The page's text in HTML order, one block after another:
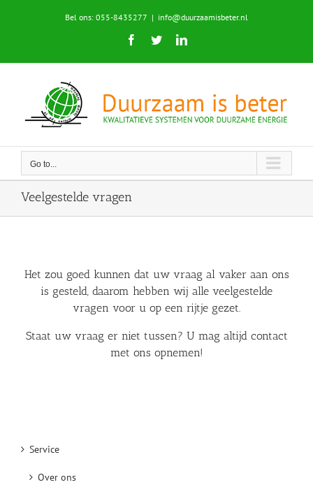
Bel ons: 055-8435277 | info@duurzaamisbeter.nl
Facebook
TwitterLinkedIn
Go to...
Veelgestelde vragen
Het zou goed kunnen dat uw vraag al vaker aan ons
is gesteld, daarom hebben wij alle veelgestelde
vragen voor u op een rijtje gezet.
Staat uw vraag er niet tussen? U mag altijd contact
met ons opnemen!
Service
Over ons